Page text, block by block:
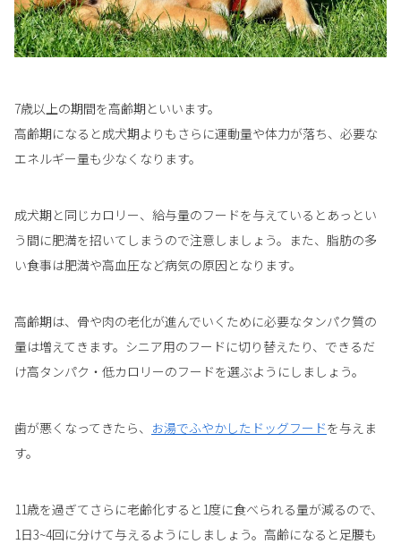
7歳以上の期間を高齢期といいます。
高齢期になると成犬期よりもさらに運動量や体力が落ち、必要な
エネルギー量も少なくなります。
成犬期と同じカロリー、給与量のフードを与えているとあっとい
う間に肥満を招いてしまうので注意しましょう。また、脂肪の多
い食事は肥満や高血圧など病気の原因となります。
高齢期は、骨や肉の老化が進んでいくために必要なタンパク質の
量は増えてきます。シニア用のフードに切り替えたり、できるだ
け高タンパク・低カロリーのフードを選ぶようにしましょう。
歯が悪くなってきたら、 お湯でふやかしたドッグフードを与えま
す。
11歳を過ぎてさらに老齢化すると1度に食べられる量が減るので、
1日3~4回に分けて与えるようにしましょう。高齢になると足腰も